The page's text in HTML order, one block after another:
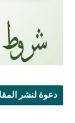
دعوة لنشر